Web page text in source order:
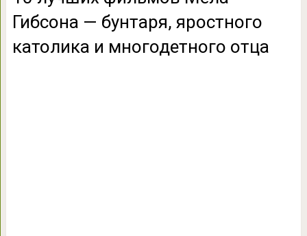
Гибсона — бунтаря, яростного
католика и многодетного отца